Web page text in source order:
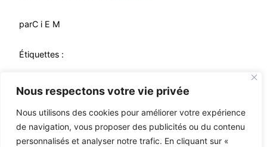
Nous respectons votre vie privée
Nous utilisons des cookies pour améliorer votre expérience
de navigation, vous proposer des publicités ou du contenu
personnalisés et analyser notre trafic. En cliquant sur «
parC i E M
Étiquettes :